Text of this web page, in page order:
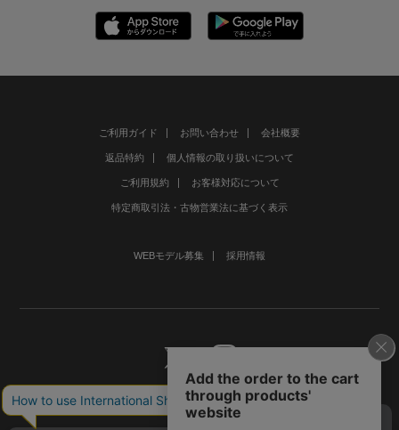
ご利用ガイド お問い合わせ 会社概要
返品特約 個人情報の取り扱いについて
ご利用規約 お客様対応について
特定商取引法・古物営業法に基づく表示
WEBモデル募集 採用情報